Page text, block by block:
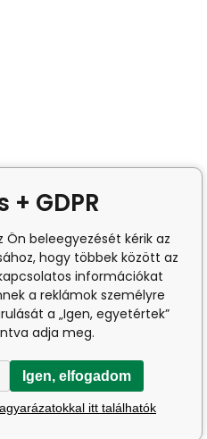
+ GDPR
beleegyezését kérik az
hogy többek között az
információkat
a reklámok személyre
a „Igen, egyetértek”
adja meg.
Igen, elfogadom
itt találhatók